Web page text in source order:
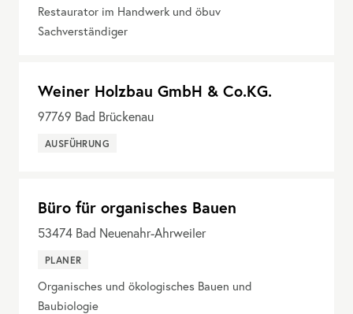
Restaurator im Handwerk und öbuv
Sachverständiger
Weiner Holzbau GmbH & Co.KG.
97769 Bad Brückenau
AUSFÜHRUNG
Büro für organisches Bauen
53474 Bad Neuenahr-Ahrweiler
PLANER
Organisches und ökologisches Bauen und
Baubiologie